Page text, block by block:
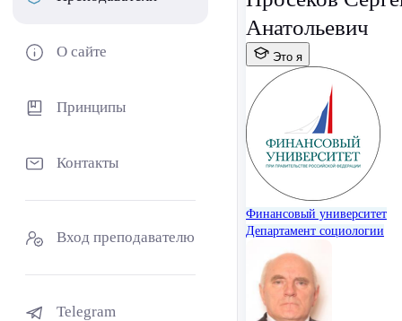
О сайте
Принципы
Контакты
Вход преподавателю
Telegram
Анатольевич
Это я
Финансовый университет
Департамент социологии